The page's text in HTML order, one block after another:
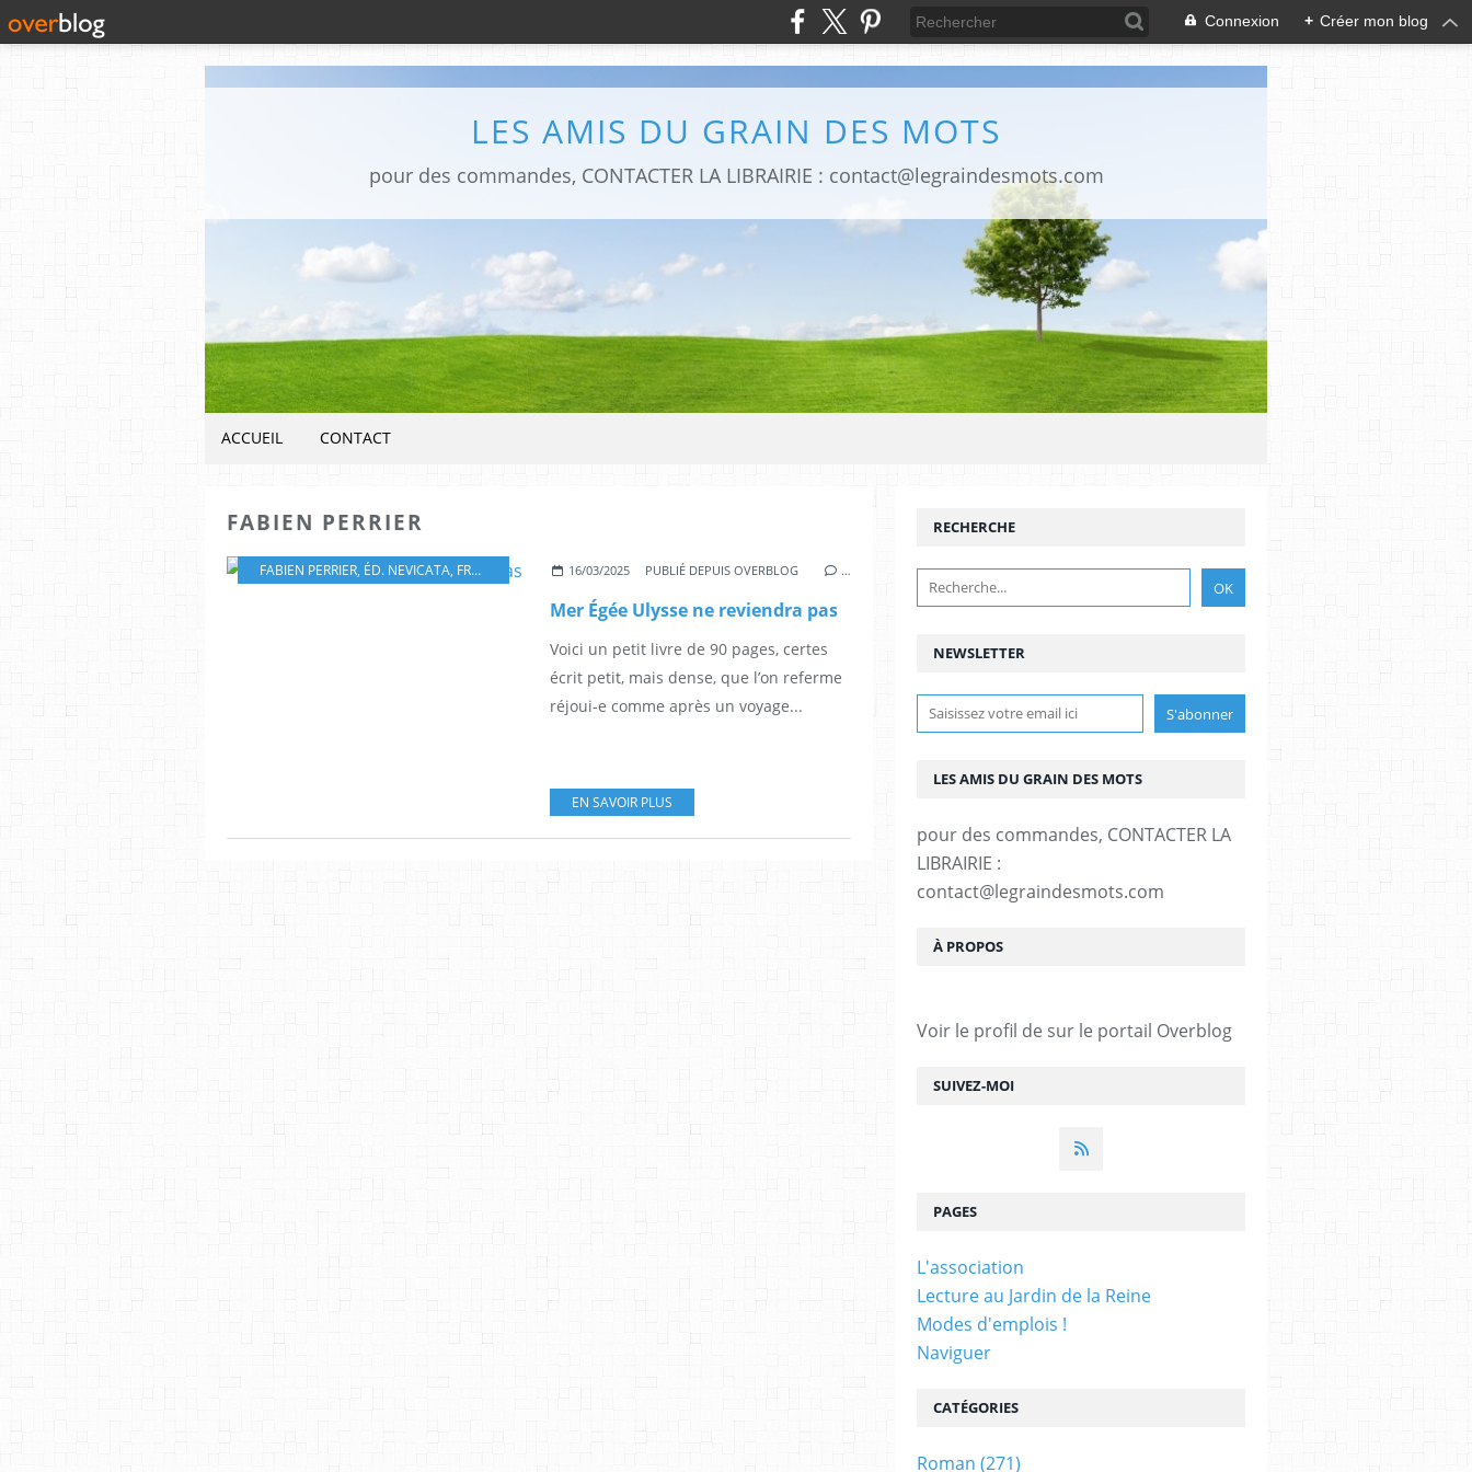
Connexion + Créer mon blog
LES AMIS DU GRAIN DES MOTS
pour des commandes, CONTACTER LA LIBRAIRIE : contact@legraindesmots.com
ACCUEIL CONTACT
FABIEN PERRIER
FABIEN PERRIER, ÉD. NEVICATA, FRANCE 16/03/2025 PUBLIÉ DEPUIS OVERBLOG …
Mer Égée Ulysse ne reviendra pas
Voici un petit livre de 90 pages, certes
écrit petit, mais dense, que l’on referme
réjoui-e comme après un voyage...
EN SAVOIR PLUS
NEWSLETTER
SUIVEZ-MOI
RECHERCHE
LES AMIS DU GRAIN DES MOTS
pour des commandes, CONTACTER LA
LIBRAIRIE :
contact@legraindesmots.com
À PROPOS
Voir le profil de sur le portail Overblog
PAGES
L'association
Lecture au Jardin de la Reine
Modes d'emplois !
Naviguer
CATÉGORIES
Roman (271)